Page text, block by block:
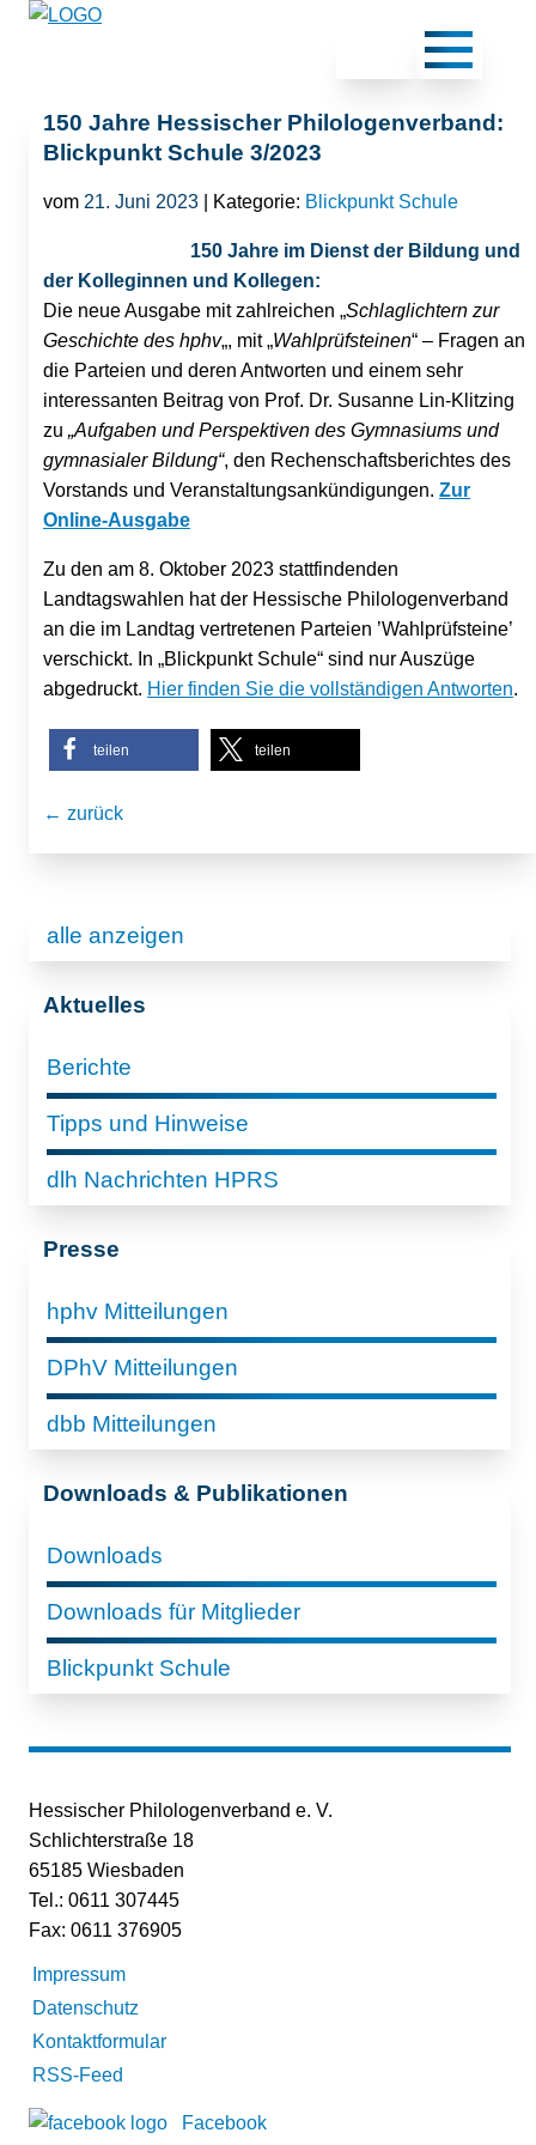
150 Jahre Hessischer Philologenverband:
Blickpunkt Schule 3/2023
vom 21. Juni 2023 | Kategorie: Blickpunkt Schule
150 Jahre im Dienst der Bildung und
der Kolleginnen und Kollegen:
Die neue Ausgabe mit zahlreichen „Schlaglichtern zur
Geschichte des hphv„, mit „Wahlprüfsteinen“ – Fragen an
die Parteien und deren Antworten und einem sehr
interessanten Beitrag von Prof. Dr. Susanne Lin-Klitzing
zu „Aufgaben und Perspektiven des Gymnasiums und
gymnasialer Bildung“, den Rechenschaftsberichtes des
Vorstands und Veranstaltungsankündigungen. Zur
Online-Ausgabe
Zu den am 8. Oktober 2023 stattfindenden
Landtagswahlen hat der Hessische Philologenverband
an die im Landtag vertretenen Parteien ’Wahlprüfsteine’
verschickt. In „Blickpunkt Schule“ sind nur Auszüge
abgedruckt. Hier finden Sie die vollständigen Antworten.
teilen teilen
← zurück
alle anzeigen
Aktuelles
Berichte
Tipps und Hinweise
dlh Nachrichten HPRS
Presse
hphv Mitteilungen
DPhV Mitteilungen
dbb Mitteilungen
Downloads & Publikationen
Downloads
Downloads für Mitglieder
Blickpunkt Schule
Hessischer Philologenverband e. V.
Schlichterstraße 18
65185 Wiesbaden
Tel.: 0611 307445
Fax: 0611 376905
Impressum
Datenschutz
Kontaktformular
RSS-Feed
Facebook